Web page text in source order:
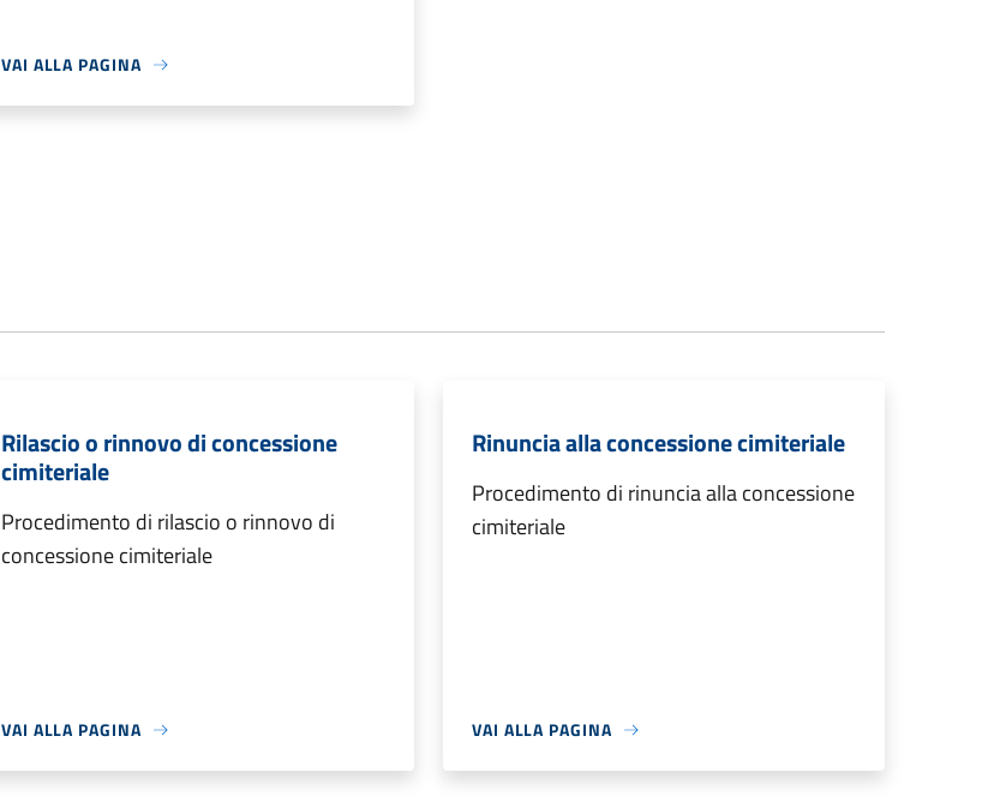
VAI ALLA PAGINA
Rilascio o rinnovo di concessione
cimiteriale
Procedimento di rilascio o rinnovo di
concessione cimiteriale
VAI ALLA PAGINA
Rinuncia alla concessione cimiteriale
Procedimento di rinuncia alla concessione
cimiteriale
VAI ALLA PAGINA